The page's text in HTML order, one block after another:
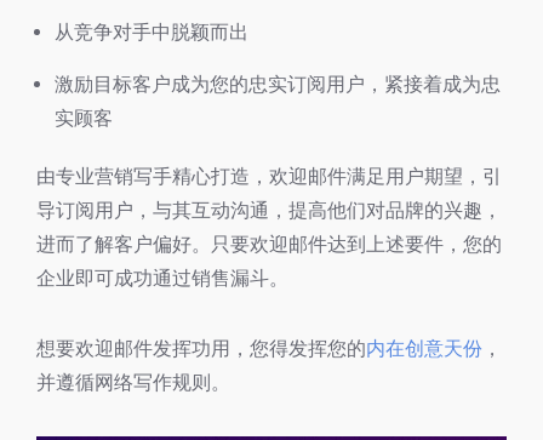
从竞争对手中脱颖而出
激励目标客户成为您的忠实订阅用户，紧接着成为忠
实顾客
由专业营销写手精心打造，欢迎邮件满足用户期望，引
导订阅用户，与其互动沟通，提高他们对品牌的兴趣，
进而了解客户偏好。只要欢迎邮件达到上述要件，您的
企业即可成功通过销售漏斗。
想要欢迎邮件发挥功用，您得发挥您的内在创意天份 ，
并遵循网络写作规则。